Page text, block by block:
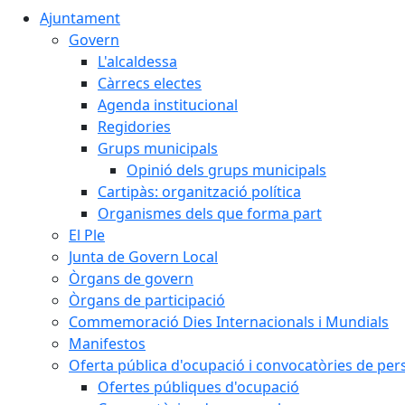
Ajuntament
Govern
L'alcaldessa
Càrrecs electes
Agenda institucional
Regidories
Grups municipals
Opinió dels grups municipals
Cartipàs: organització política
Organismes dels que forma part
El Ple
Junta de Govern Local
Òrgans de govern
Òrgans de participació
Commemoració Dies Internacionals i Mundials
Manifestos
Oferta pública d'ocupació i convocatòries de
Ofertes públiques d'ocupació